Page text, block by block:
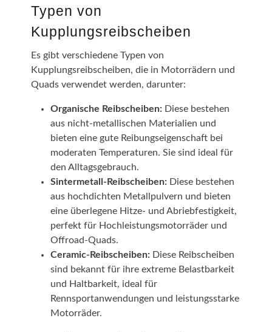
Typen von
Kupplungsreibscheiben
Es gibt verschiedene Typen von
Kupplungsreibscheiben, die in Motorrädern und
Quads verwendet werden, darunter:
Organische Reibscheiben: Diese bestehen
aus nicht-metallischen Materialien und
bieten eine gute Reibungseigenschaft bei
moderaten Temperaturen. Sie sind ideal für
den Alltagsgebrauch.
Sintermetall-Reibscheiben: Diese bestehen
aus hochdichten Metallpulvern und bieten
eine überlegene Hitze- und Abriebfestigkeit,
perfekt für Hochleistungsmotorräder und
Offroad-Quads.
Ceramic-Reibscheiben: Diese Reibscheiben
sind bekannt für ihre extreme Belastbarkeit
und Haltbarkeit, ideal für
Rennsportanwendungen und leistungsstarke
Motorräder.